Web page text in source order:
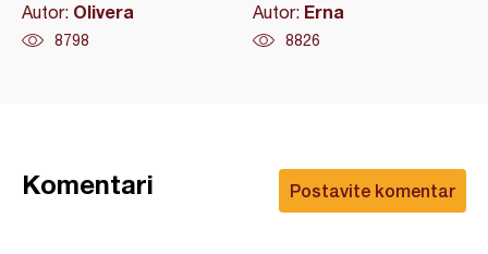
Autor: Olivera
8798
Autor: Erna
8826
Postavite komentar
Komentari